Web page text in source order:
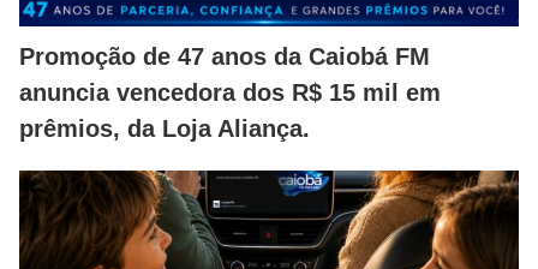
Promoção de 47 anos da Caiobá FM
anuncia vencedora dos R$ 15 mil em
prêmios, da Loja Aliança.